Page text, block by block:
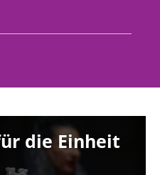
die Einheit